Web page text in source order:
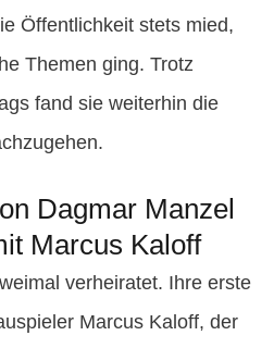
Öffentlichkeit stets mied,
Themen ging. Trotz
fand sie weiterhin die
Dagmar Manzel
Marcus Kaloff
verheiratet. Ihre erste
Marcus Kaloff, der